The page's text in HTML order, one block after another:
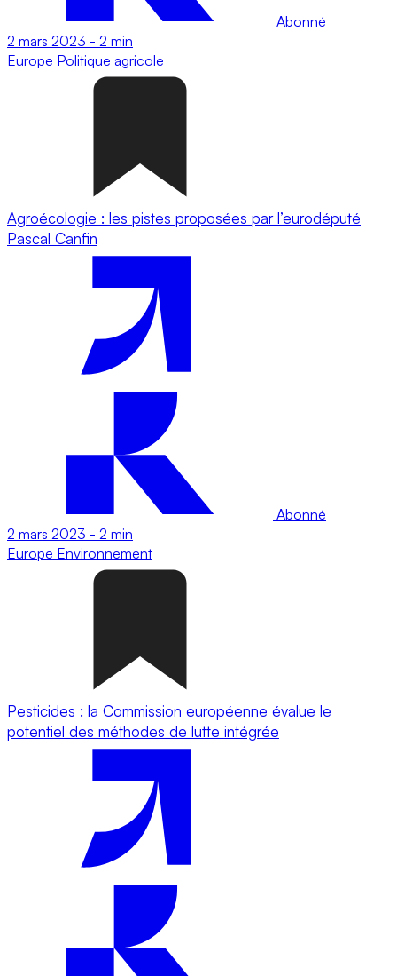
Abonné
2 mars 2023 - 2 min
Europe Politique agricole
Agroécologie : les pistes proposées par l’eurodéputé
Pascal Canfin
Abonné
2 mars 2023 - 2 min
Europe Environnement
Pesticides : la Commission européenne évalue le
potentiel des méthodes de lutte intégrée